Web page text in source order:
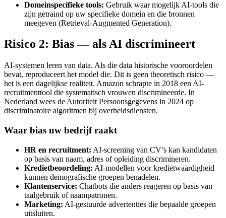
Domeinspecifieke tools: Gebruik waar mogelijk AI-tools die
zijn getraind op uw specifieke domein en die bronnen
meegeven (Retrieval-Augmented Generation).
Risico 2: Bias — als AI discrimineert
AI-systemen leren van data. Als die data historische vooroordelen
bevat, reproduceert het model die. Dit is geen theoretisch risico —
het is een dagelijkse realiteit. Amazon schrapte in 2018 een AI-
recruitmenttool die systematisch vrouwen discrimineerde. In
Nederland wees de Autoriteit Persoonsgegevens in 2024 op
discriminatoire algoritmen bij overheidsdiensten.
Waar bias uw bedrijf raakt
HR en recruitment: AI-screening van CV’s kan kandidaten
op basis van naam, adres of opleiding discrimineren.
Kredietbeoordeling: AI-modellen voor kredietwaardigheid
kunnen demografische groepen benadelen.
Klantenservice: Chatbots die anders reageren op basis van
taalgebruik of naampatronen.
Marketing: AI-gestuurde advertenties die bepaalde groepen
uitsluiten.